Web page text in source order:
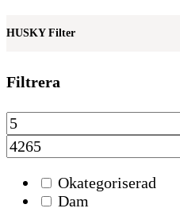
HUSKY Filter
Filtrera
Okategoriserad
Dam